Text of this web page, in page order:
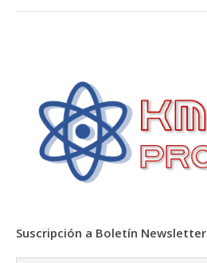
Suscripción a Boletín Newsletter